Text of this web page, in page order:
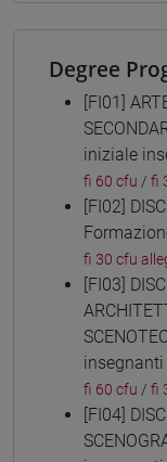
Degree
[FI01]
iniziale
fi 60 cfu / fi
[FI02]
fi 30 cfu
[FI03]
insegnanti
fi 60 cfu / fi
[FI04]